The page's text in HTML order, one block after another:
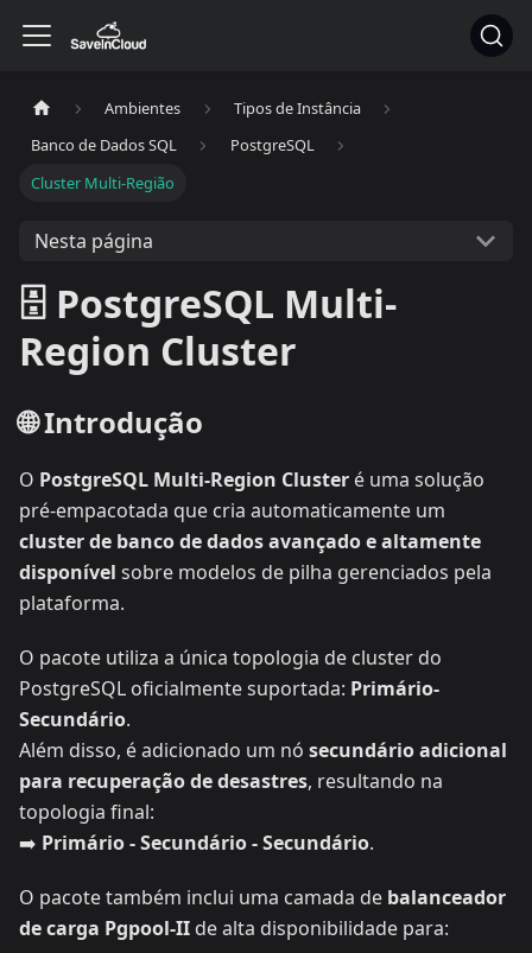
Ambientes
Tipos de Instância
Banco de Dados SQL
PostgreSQL
Cluster Multi-Região
Nesta página
🗄️ PostgreSQL Multi-
Region Cluster
🌐 Introdução
O PostgreSQL Multi-Region Cluster é uma solução
pré-empacotada que cria automaticamente um
cluster de banco de dados avançado e altamente
disponível sobre modelos de pilha gerenciados pela
plataforma.
O pacote utiliza a única topologia de cluster do
PostgreSQL oficialmente suportada: Primário-
Secundário.
Além disso, é adicionado um nó secundário adicional
para recuperação de desastres, resultando na
topologia final:
➡️ Primário - Secundário - Secundário.
O pacote também inclui uma camada de balanceador
de carga Pgpool-II de alta disponibilidade para: